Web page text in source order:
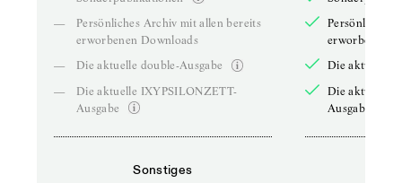
—
Persönliches Archiv mit allen bereits
erworbenen Downloads
—
Die aktuelle double-Ausgabe
—
Die aktuelle IXYPSILONZETT-
Ausgabe
Sonstiges
Persönliches
erworbenen
Die aktuelle
Die aktuelle
Ausgabe